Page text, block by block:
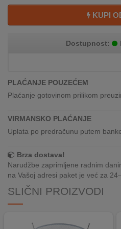
REKLAMACIJA
SERVIS
KATALOZI
KUPITI?
INOSTRANSTVA
OZNAKE
ENERGETSKE
UČINKOVITOSTI
DIGITALIS
KUPI
Dostupnost:
PLAĆANJE POUZEĆEM
Plaćanje gotovinom prilikom
VIRMANSKO PLAĆANJE
Uplata po predračunu putem
Brza dostava!
Narudžbe zaprimljene radnim
na Vašoj adresi paket je već za
SLIČNI PROIZVODI